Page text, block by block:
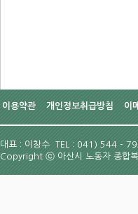
이용약관 개인정보취급방침 이
대표 : 이창수 TEL : 041) 544 -
Copyrightⓒ아산시 노동자 종합